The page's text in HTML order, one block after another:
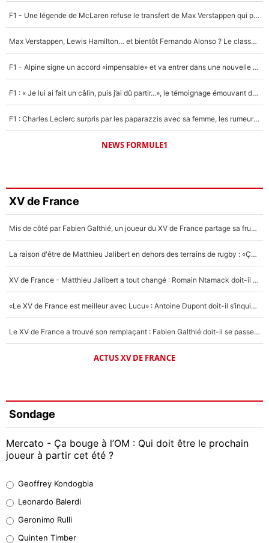
F1 - Une légende de McLaren refuse le transfert de Max Verstappen qui pourrait «faire des vagues» et plomber l'ambiance dans l'équipe
Max Verstappen, Lewis Hamilton… et bientôt Fernando Alonso ? Le classement des pilotes les mieux payés en Formule 1 risque de changer !
F1 - Alpine signe un accord «impensable» et va entrer dans une nouvelle dimension : Grande nouvelle pour Pierre Gasly !
F1 : « Je lui ai fait un câlin, puis j’ai dû partir...», le témoignage émouvant de Max Verstappen sur sa fille
F1 : Charles Leclerc surpris par les paparazzis avec sa femme, les rumeurs étaient vraies !
NEWS FORMULE1
XV de France
Mis de côté par Fabien Galthié, un joueur du XV de France partage sa frustration : «ils ne me l’ont pas dit tout de suite»
La raison d'être de Matthieu Jalibert en dehors des terrains de rugby : «Ça m'atteint autant que si tu touches à un membre de ma famille»
XV de France - Matthieu Jalibert a tout changé : Romain Ntamack doit-il s’inquiéter pour sa place à un an de la Coupe du monde ?
«Le XV de France est meilleur avec Lucu» : Antoine Dupont doit-il s’inquiéter pour sa place ?
Le XV de France a trouvé son remplaçant : Fabien Galthié doit-il se passer d'Antoine Dupont ?
ACTUS XV DE FRANCE
Sondage
Mercato - Ça bouge à l’OM : Qui doit être le prochain
joueur à partir cet été ?
38%
32%
Geoffrey Kondogbia
Leonardo Balerdi
Geronimo Rulli
Quinten Timber